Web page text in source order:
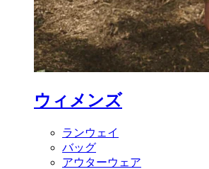
ウィメンズ
ランウェイ
バッグ
アウターウェア